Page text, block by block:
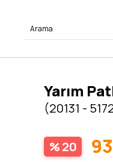
Yarım
(20131 -
20